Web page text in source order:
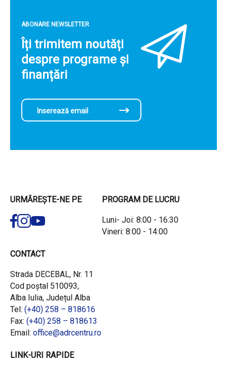
ABONARE NEWSLETTER
Îți trimitem noutăți
despre programe și
finanțări
URMĂREȘTE-NE PE PROGRAM DE LUCRU
Luni- Joi: 8:00 - 16:30
Vineri: 8:00 - 14:00
CONTACT
Strada DECEBAL, Nr. 11
Cod poștal 510093,
Alba Iulia, Județul Alba
Tel: (+40) 258 – 818616
Fax: (+40) 258 – 818613
Email: office@adrcentru.ro
LINK-URI RAPIDE